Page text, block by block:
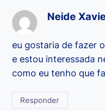
Neide
eu gostaria de fazer
e estou interessada
como eu tenho que
Responder